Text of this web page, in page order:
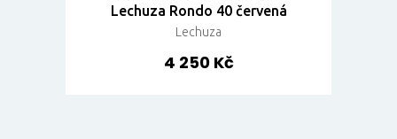
Lechuza Rondo 40 červená
Lechuza
4 250 Kč